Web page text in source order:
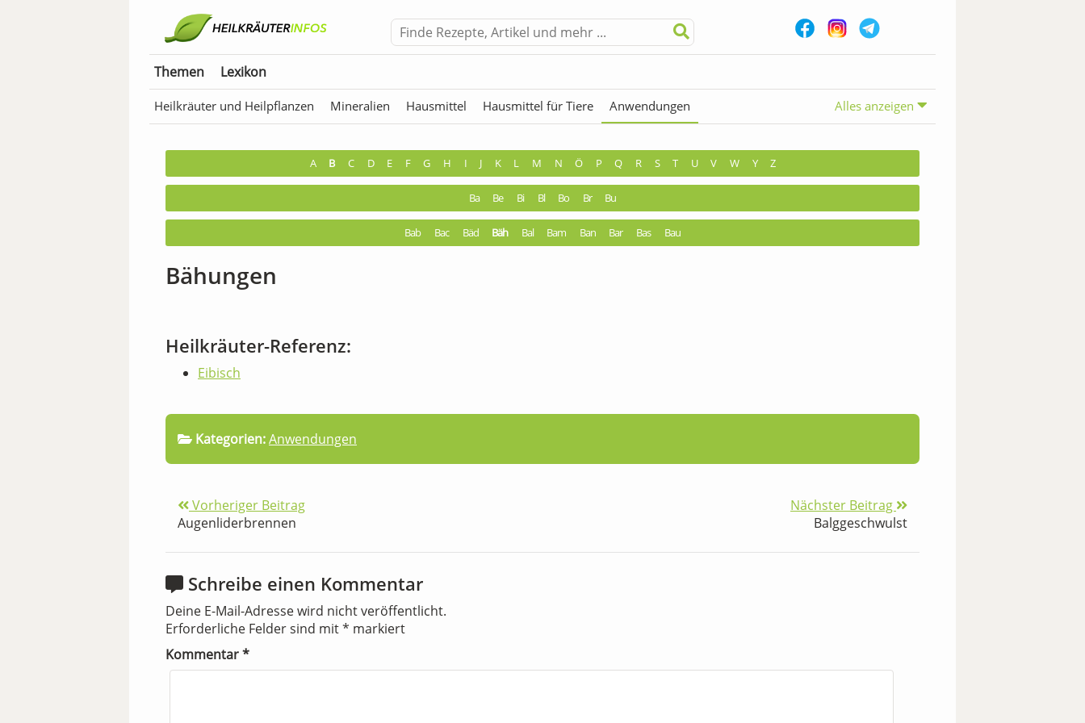
Themen Lexikon
Heilkräuter und Heilpflanzen Mineralien Hausmittel Hausmittel für Tiere Anwendungen Alles anzeigen
A B C D E F G H I J K L M N Ö P Q R S T U V W Y Z
Ba Be Bi Bl Bo Br Bu
Bab Bac Bäd Bäh Bal Bam Ban Bar Bas Bau
Bähungen
Heilkräuter-Referenz:
Eibisch
Kategorien:Anwendungen
Vorheriger Beitrag
Augenliderbrennen
Nächster Beitrag
Balggeschwulst
Schreibe einen Kommentar
Deine E-Mail-Adresse wird nicht veröffentlicht.
Erforderliche Felder sind mit* markiert
Kommentar*